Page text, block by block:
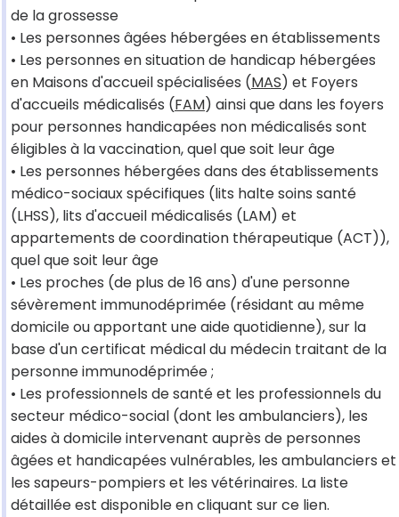
de la grossesse
• Les personnes âgées hébergées en établissements
• Les personnes en situation de handicap hébergées
en Maisons d'accueil spécialisées (MAS) et Foyers
d'accueils médicalisés (FAM) ainsi que dans les foyers
pour personnes handicapées non médicalisés sont
éligibles à la vaccination, quel que soit leur âge
• Les personnes hébergées dans des établissements
médico-sociaux spécifiques (lits halte soins santé
(LHSS), lits d'accueil médicalisés (LAM) et
appartements de coordination thérapeutique (ACT)),
quel que soit leur âge
• Les proches (de plus de 16 ans) d'une personne
sévèrement immunodéprimée (résidant au même
domicile ou apportant une aide quotidienne), sur la
base d'un certificat médical du médecin traitant de la
personne immunodéprimée ;
• Les professionnels de santé et les professionnels du
secteur médico-social (dont les ambulanciers), les
aides à domicile intervenant auprès de personnes
âgées et handicapées vulnérables, les ambulanciers et
les sapeurs-pompiers et les vétérinaires. La liste
détaillée est disponible en cliquant sur ce lien.